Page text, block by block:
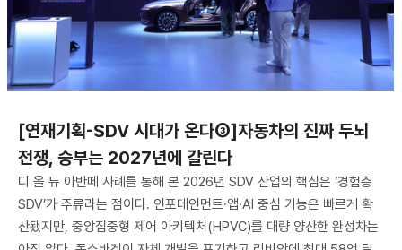
[연재기획-SDV 시대가 온다③]자동차의 진짜 두뇌
전쟁, 승부는 2027년에 갈린다
디 올 뉴 아반떼 사례를 통해 본 2026년 SDV 산업의 핵심은 ‘경험층
SDV’가 주류라는 점이다. 인포테인먼트·앱·AI 중심 기능은 빠르게 확
산됐지만, 중앙집중형 제어 아키텍처(HPVC)를 대량 양산한 완성차는